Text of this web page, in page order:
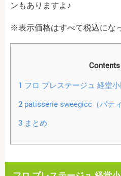
ンもありますよ♪
※表示価格はすべて税込にな
Contents
1 フロ プレステージュ 経堂
2patisserie sweegicc（パテ
3まとめ